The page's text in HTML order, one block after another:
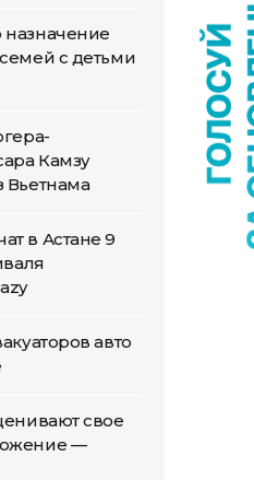
назначение
с детьми
Камзу
Вьетнама
в Астане 9
авто
свое
—